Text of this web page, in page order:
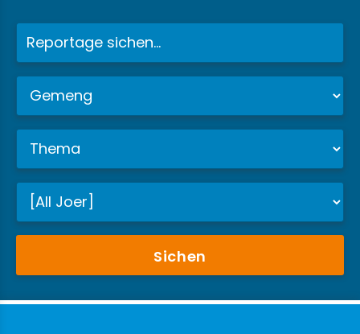
Sichen